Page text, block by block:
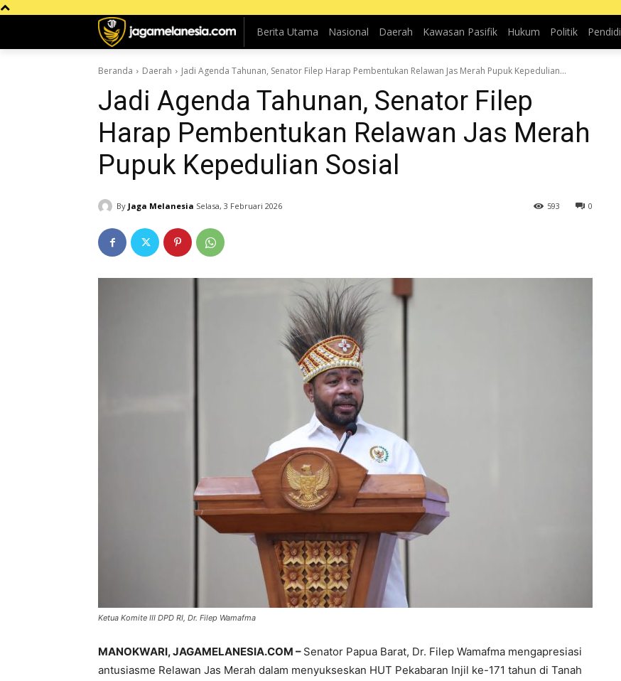
Berita Utama Nasional Daerah Kawasan Pasifik Hukum Politik
Beranda Daerah Jadi Agenda Tahunan, Senator Filep Harap Pembentukan Relawan Jas Merah Pupuk Kepedulian...
Jadi Agenda Tahunan, Senator Filep
Harap Pembentukan Relawan Jas Merah
Pupuk Kepedulian Sosial
By Jaga Melanesia Selasa, 3 Februari 2026 0
593
Ketua Komite III DPD RI, Dr. Filep Wamafma
MANOKWARI, JAGAMELANESIA.COM – Senator Papua Barat, Dr. Filep Wamafma mengapresiasi
antusiasme Relawan Jas Merah dalam menyukseskan HUT Pekabaran Injil ke-171 tahun di Tanah